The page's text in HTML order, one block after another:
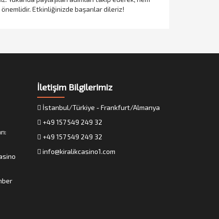
Etkinliğinizde başarılar dileriz!
İletişim Bilgilerimiz
İstanbul/Türkiye - Frankfurt/Almanya
+49 157 549 249 32
+49 157 549 249 32
info@kiralikcasino1.com